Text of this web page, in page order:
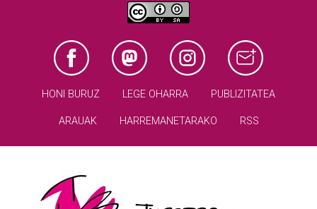
HONI BURUZ LEGE OHARRA PUBLIZITATEA
ARAUAK HARREMANETARAKO RSS